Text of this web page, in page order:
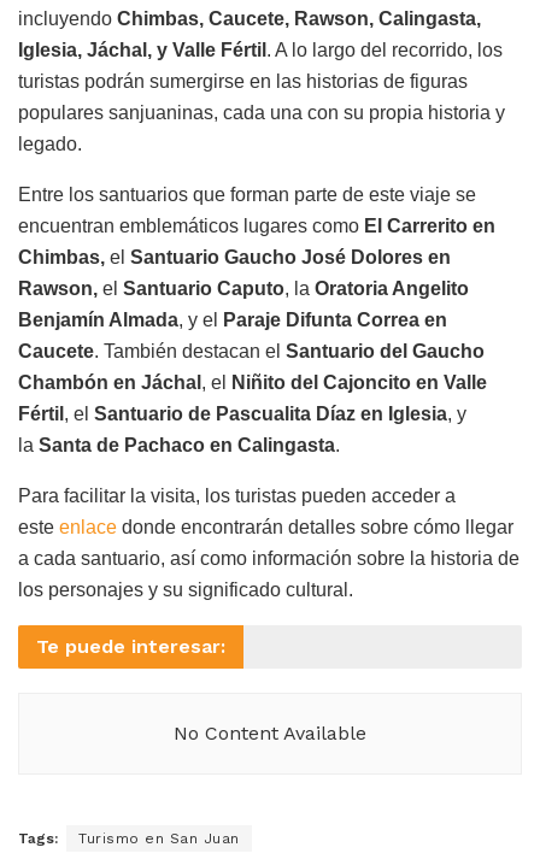
incluyendo Chimbas, Caucete, Rawson, Calingasta,
Iglesia, Jáchal, y Valle Fértil . A lo largo del recorrido, los
turistas podrán sumergirse en las historias de figuras
populares sanjuaninas, cada una con su propia historia y
legado.
Entre los santuarios que forman parte de este viaje se
encuentran emblemáticos lugares como El Carrerito en
Chimbas, el Santuario Gaucho José Dolores en
Rawson, el Santuario Caputo, la Oratoria Angelito
Benjamín Almada, y el
Paraje Difunta Correa en
Caucete. También destacan el Santuario del Gaucho
Chambón en Jáchal , el
Niñito del Cajoncito en Valle
Fértil , el Santuario de Pascualita Díaz en Iglesia, y
la Santa de Pachaco en Calingasta.
Para facilitar la visita, los turistas pueden acceder a
este enlace donde encontrarán detalles sobre cómo llegar
a cada santuario, así como información sobre la historia de
los personajes y su significado cultural.
Te puede interesar:
No Content Available
Tags: Turismo en San Juan